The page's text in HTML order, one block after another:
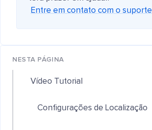
Entre em contato com o suporte
NESTA PÁGINA
Vídeo Tutorial
Configurações de Localização